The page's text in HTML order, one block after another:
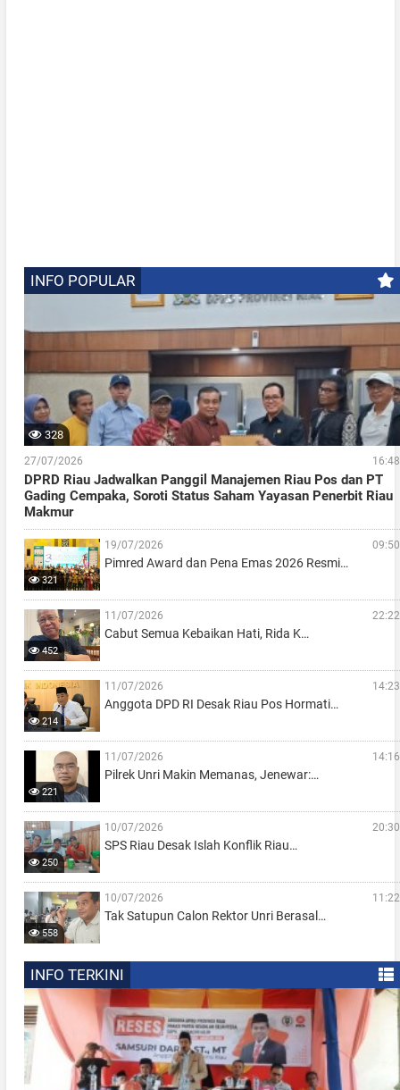
INFO POPULAR
328
27/07/2026 16:48
DPRD Riau Jadwalkan Panggil Manajemen Riau Pos dan PT
Gading Cempaka, Soroti Status Saham Yayasan Penerbit Riau
Makmur
321
19/07/2026 09:50
Pimred Award dan Pena Emas 2026 Resmi…
452
11/07/2026 22:22
Cabut Semua Kebaikan Hati, Rida K…
214
11/07/2026 14:23
Anggota DPD RI Desak Riau Pos Hormati…
221
11/07/2026 14:16
Pilrek Unri Makin Memanas, Jenewar:…
250
10/07/2026 20:30
SPS Riau Desak Islah Konflik Riau…
558
10/07/2026 11:22
Tak Satupun Calon Rektor Unri Berasal…
INFO TERKINI